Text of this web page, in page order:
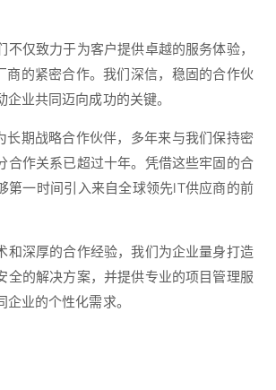
不仅致力于为客户提供卓越的服务体验，
商的紧密合作。我们深信，稳固的合作伙
业共同迈向成功的关键。
长期战略合作伙伴，多年来与我们保持密
合作关系已超过十年。凭借这些牢固的合
第一时间引入来自全球领先IT供应商的前
和深厚的合作经验，我们为企业量身打造
全的解决方案，并提供专业的项目管理服
业的个性化需求。